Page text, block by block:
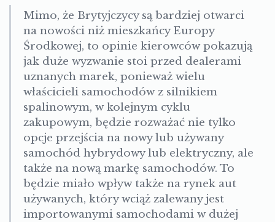
Mimo, że Brytyjczycy są bardziej otwarci
na nowości niż mieszkańcy Europy
Środkowej, to opinie kierowców pokazują
jak duże wyzwanie stoi przed dealerami
uznanych marek, ponieważ wielu
właścicieli samochodów z silnikiem
spalinowym, w kolejnym cyklu
zakupowym, będzie rozważać nie tylko
opcje przejścia na nowy lub używany
samochód hybrydowy lub elektryczny, ale
także na nową markę samochodów. To
będzie miało wpływ także na rynek aut
używanych, który wciąż zalewany jest
importowanymi samochodami w dużej